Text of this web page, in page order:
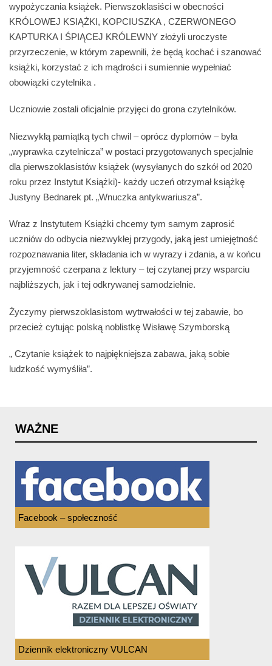
wypożyczania książek. Pierwszoklasiści w obecności
KRÓLOWEJ KSIĄŻKI, KOPCIUSZKA , CZERWONEGO
KAPTURKA I ŚPIĄCEJ KRÓLEWNY złożyli uroczyste
przyrzeczenie, w którym zapewnili, że będą kochać i szanować
książki, korzystać z ich mądrości i sumiennie wypełniać
obowiązki czytelnika .
Uczniowie zostali oficjalnie przyjęci do grona czytelników.
Niezwykłą pamiątką tych chwil – oprócz dyplomów – była
„wyprawka czytelnicza” w postaci przygotowanych specjalnie
dla pierwszoklasistów książek (wysyłanych do szkół od 2020
roku przez Instytut Książki)- każdy uczeń otrzymał książkę
Justyny Bednarek pt. „Wnuczka antykwariusza”.
Wraz z Instytutem Książki chcemy tym samym zaprosić
uczniów do odbycia niezwykłej przygody, jaką jest umiejętność
rozpoznawania liter, składania ich w wyrazy i zdania, a w końcu
przyjemność czerpana z lektury – tej czytanej przy wsparciu
najbliższych, jak i tej odkrywanej samodzielnie.
Życzymy pierwszoklasistom wytrwałości w tej zabawie, bo
przecież cytując polską noblistkę Wisławę Szymborską
„ Czytanie książek to najpiękniejsza zabawa, jaką sobie
ludzkość wymyśliła”.
WAŻNE
Facebook – społeczność
Dziennik elektroniczny VULCAN